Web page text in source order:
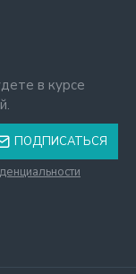
в курсе
ПОДПИСАТЬСЯ